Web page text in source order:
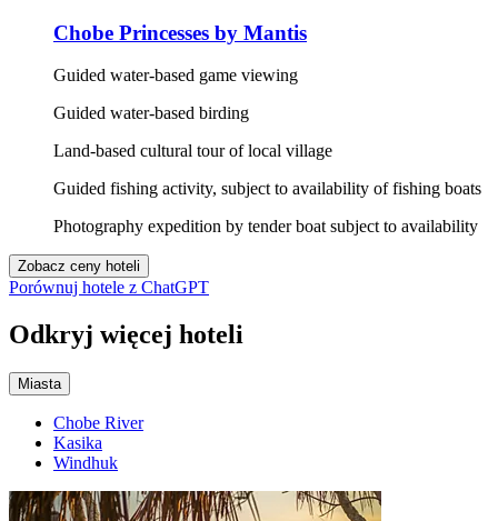
Chobe Princesses by Mantis
Guided water-based game viewing
Guided water-based birding
Land-based cultural tour of local village
Guided fishing activity, subject to availability of fishing boats
Photography expedition by tender boat subject to availability
Zobacz ceny hoteli
Porównuj hotele z ChatGPT
Odkryj więcej hoteli
Miasta
Chobe River
Kasika
Windhuk